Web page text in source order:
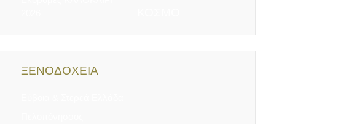
ΞΕΝΟΔΟΧΕΙΑ